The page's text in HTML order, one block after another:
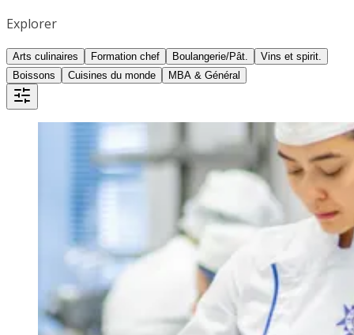
Explorer
Arts culinaires Formation chef Boulangerie/Pât.
Vins et spirit.
Boissons
Cuisines du monde MBA & Général